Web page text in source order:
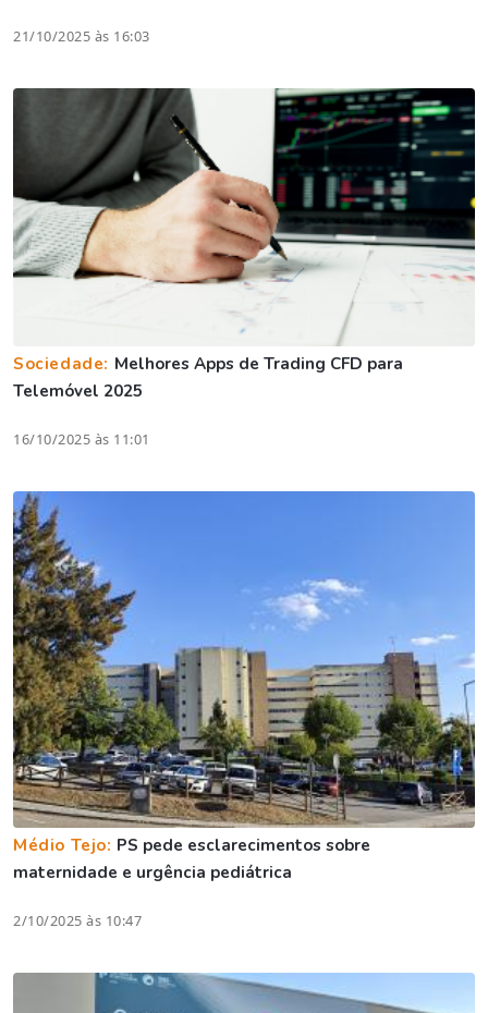
21/10/2025 às 16:03
Sociedade: Melhores Apps de Trading CFD para
Telemóvel 2025
16/10/2025 às 11:01
Médio Tejo: PS pede esclarecimentos sobre
maternidade e urgência pediátrica
2/10/2025 às 10:47